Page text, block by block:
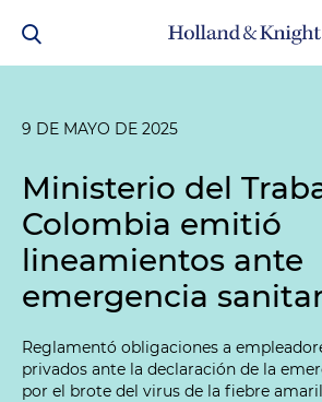
9 DE MAYO DE 2025
Ministerio del
Colombia emitió
lineamientos ante
emergencia
Reglamentó obligaciones a
privados ante la declaración de la
por el brote del virus de la fiebre